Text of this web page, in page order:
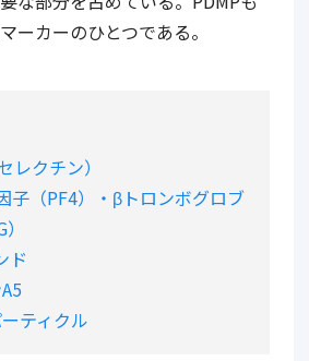
ーカーのひとつである。
レクチン）
子（PF4）・βトロンボグロブ
ド
ティクル